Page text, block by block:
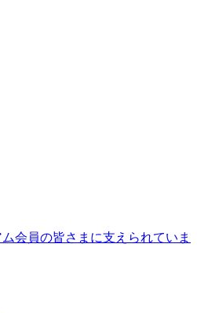
会員の皆さまに支えられていま